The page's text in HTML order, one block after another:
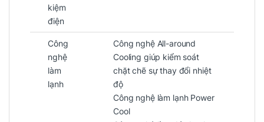
kiệm
điện
Công
nghệ
làm
lạnh
Công nghệ All-around
Cooling giúp kiểm soát
chặt chẽ sự thay đổi nhiệt
độ
Công nghệ làm lạnh Power
Cool